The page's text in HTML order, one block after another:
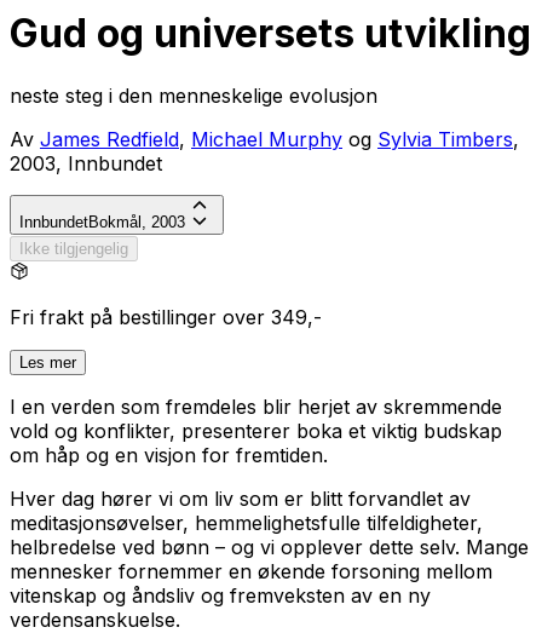
Gud og universets utvikling
neste steg i den menneskelige evolusjon
Av James Redfield, Michael Murphy og Sylvia Timbers,
2003, Innbundet
InnbundetBokmål, 2003
Ikke tilgjengelig
Fri frakt på bestillinger over 349,-
Les mer
I en verden som fremdeles blir herjet av skremmende
vold og konflikter, presenterer boka et viktig budskap
om håp og en visjon for fremtiden.
Hver dag hører vi om liv som er blitt forvandlet av
meditasjonsøvelser, hemmelighetsfulle tilfeldigheter,
helbredelse ved bønn – og vi opplever dette selv. Mange
mennesker fornemmer en økende forsoning mellom
vitenskap og åndsliv og fremveksten av en ny
verdensanskuelse.